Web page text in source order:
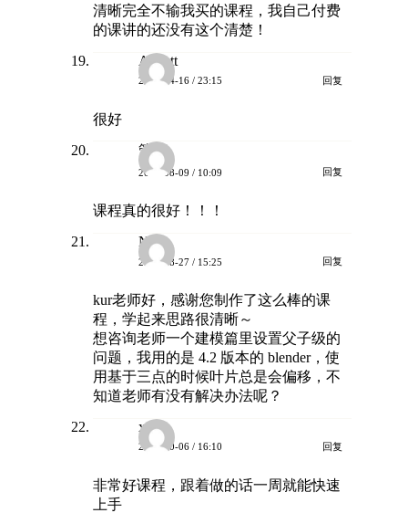
清晰完全不输我买的课程，我自己付费
的课讲的还没有这个清楚！
Abbatt
2024-04-16 / 23:15 回复
很好
管菌
2024-08-09 / 10:09 回复
课程真的很好！！！
Nico
2024-08-27 / 15:25 回复
kur老师好，感谢您制作了这么棒的课
程，学起来思路很清晰～
想咨询老师一个建模篇里设置父子级的
问题，我用的是 4.2 版本的 blender，使
用基于三点的时候叶片总是会偏移，不
知道老师有没有解决办法呢？
xiao
2024-10-06 / 16:10 回复
非常好课程，跟着做的话一周就能快速
上手